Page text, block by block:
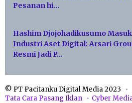
Pesanan hi…
Hashim Djojohadikusumo
Industri Aset Digital: Arsari
Resmi Jadi P…
© PT Pacitanku Digital Media 2023
Tata Cara Pasang Iklan
Cyber